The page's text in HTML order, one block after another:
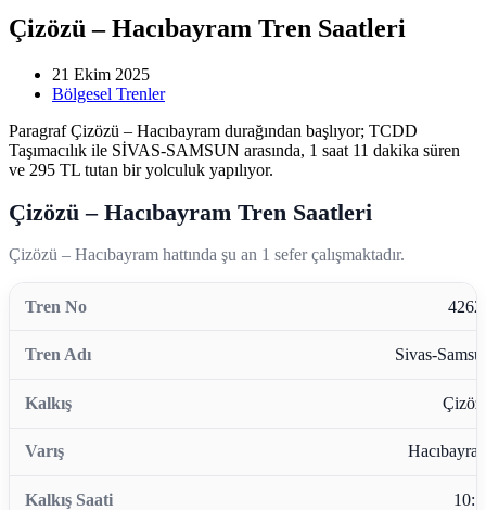
Çizözü – Hacıbayram Tren Saatleri
21 Ekim 2025
Bölgesel Trenler
Paragraf Çizözü – Hacıbayram durağından başlıyor; TCDD
Taşımacılık ile SİVAS-SAMSUN arasında, 1 saat 11 dakika süren
ve 295 TL tutan bir yolculuk yapılıyor.
Çizözü – Hacıbayram Tren Saatleri
Çizözü – Hacıbayram hattında şu an 1 sefer çalışmaktadır.
Sivas-